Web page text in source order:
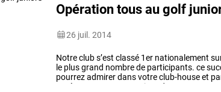
Opération tous au golf
26 juil. 2014
Notreclubs’est classé 1er nationalement
le plusgrand nombrede participants. ce
pourrezadmirerdansvotreclub-houseet
agrémenteront
remises de